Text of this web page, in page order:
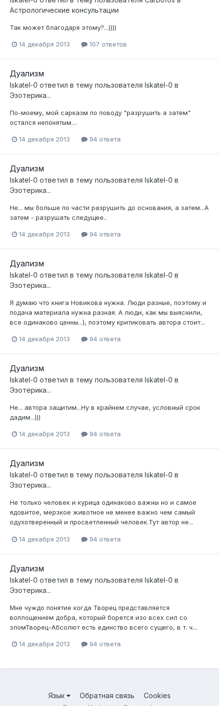
Астрологические консультации
Так может благодаря этому?...))))
14 декабря 2013 107 ответов
Дуализм
Iskatel-0 ответил в тему пользователя Iskatel-0 в
Эзотерика...
По-моему, мой сарказм по поводу "разрушить а затем"
остался непонятым....
14 декабря 2013 94 ответа
Дуализм
Iskatel-0 ответил в тему пользователя Iskatel-0 в
Эзотерика...
Не... мы больше по части разрушить до основания, а затем...А
затем - разрушать следущее..
14 декабря 2013 94 ответа
Дуализм
Iskatel-0 ответил в тему пользователя Iskatel-0 в
Эзотерика...
Я думаю что книга Новикова нужна. Люди разные, поэтому и
подача материала нужна разная. А люди, как мы выяснили,
все одинаково ценны...), поэтому критиковать автора стоит...
14 декабря 2013 94 ответа
Дуализм
Iskatel-0 ответил в тему пользователя Iskatel-0 в
Эзотерика...
Не... автора защитим...Ну в крайнем случае, условный срок
дадим...)))
14 декабря 2013 94 ответа
Дуализм
Iskatel-0 ответил в тему пользователя Iskatel-0 в
Эзотерика...
Не только человек и курица одинаково важны но и самое
ядовитое, мерзкое животное не менее важно чем самый
одухотверенный и просветленный человек.Тут автор не...
14 декабря 2013 94 ответа
Дуализм
Iskatel-0 ответил в тему пользователя Iskatel-0 в
Эзотерика...
Мне чуждо понятие когда Творец представляется
воплощением добра, который борется изо всех сил со
зломТворец-Абсолют есть единство всего сущего, в т. ч...
14 декабря 2013 94 ответа
Язык Обратная связь Cookies